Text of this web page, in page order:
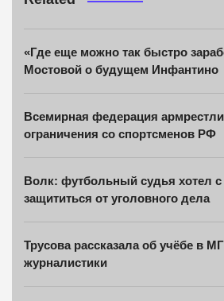
«Где еще можно так быстро
Мостовой о будущем Инфантино
Всемирная федерация
ограничения со спортсменов РФ
Волк: футбольный судья хотел
защититься от уголовного дела
Трусова рассказала об учёбе в
журналистики